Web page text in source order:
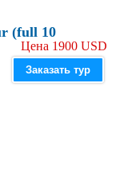
(full 10
Цена 1900 USD
Заказать тур